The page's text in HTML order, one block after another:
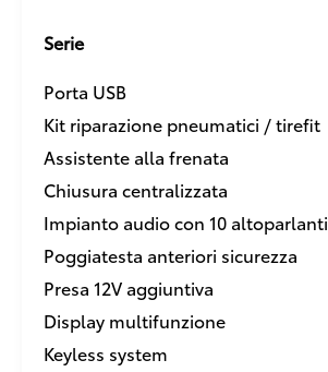
Serie
Porta USB
Kit riparazione pneumatici / tirefit
Assistente alla frenata
Chiusura centralizzata
Impianto audio con 10 altoparlanti
Poggiatesta anteriori sicurezza
Presa 12V aggiuntiva
Display multifunzione
Keyless system